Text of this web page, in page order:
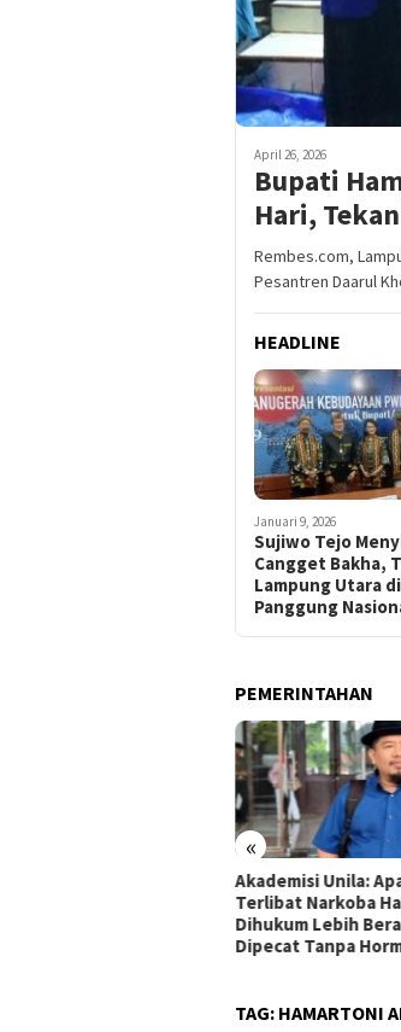
April 26, 2026
Bupati
Hari,
Rembes.com,
Pesantren Daarul
HEADLINE
Januari 9, 2026
Sujiwo Tejo
Cangget Bakha,
Lampung Utara di
Panggung
PEMERINTAHAN
«
Akademisi Unila:
Terlibat Narkoba
Dihukum Lebih
Dipecat Tanpa
TAG: HAMARTONI